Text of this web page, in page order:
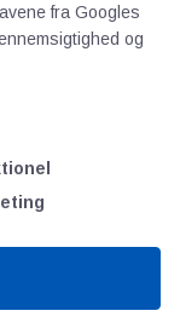
fra Googles
og